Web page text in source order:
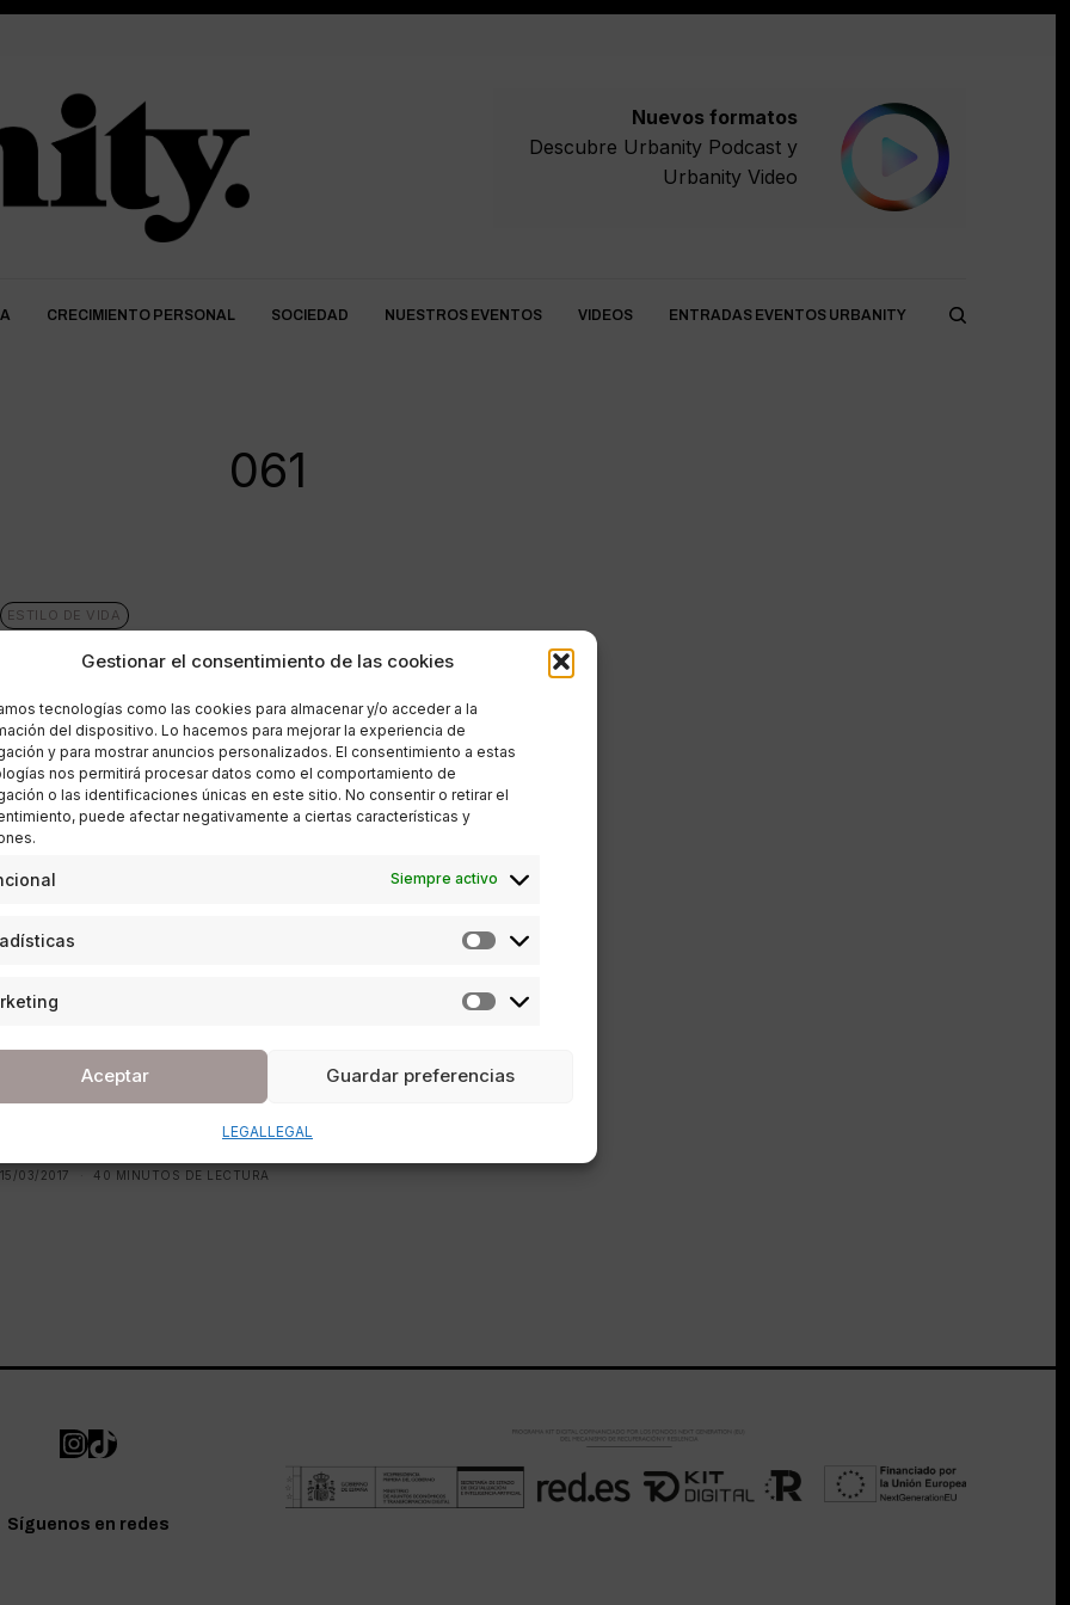
Gestionar el consentimiento de las cookies
tecnologías como las cookies para almacenar y/o acceder a la
del dispositivo. Lo hacemos para mejorar la experiencia de
y para mostrar anuncios personalizados. El consentimiento a estas
nos permitirá procesar datos como el comportamiento de
o las identificaciones únicas en este sitio. No consentir o retirar el
puede afectar negativamente a ciertas características y
Siempre activo
Aceptar Guardar preferencias
LEGAL LEGAL
Nuevos formatos
Descubre Urbanity Podcasty
Urbanity Video
CRECIMIENTO PERSONAL SOCIEDAD NUESTROS EVENTOS VIDEOS ENTRADAS EVENTOS URBANITY
061
ESTILO DE VIDA
Mari Paz Carmona: «Muchas
mujeres no ocupan puestos
de responsabilidad porque
no se atreven a dar el paso»
POR
PABLO NAVARRETE
Lucía Miralles
15/03/2017
40 MINUTOS DE LECTURA
Síguenos en redes